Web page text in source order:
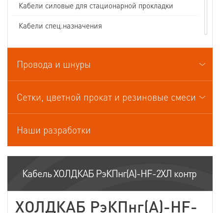
Кабели силовые для стационарной прокладки
Кабели спец.назначения
Кабели судовые
Кабели термоэлектродные
Провода и шнуры
Сетки, цветной прокат и резиновые смеси
Наши разработки
Кабель ХОЛДКАБ РэКПнг(А)-HF-2ХЛ контр
ХОЛДКАБ РэКПнг(А)-HF-